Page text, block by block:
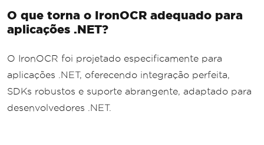
O que torna o IronOCR adequado para
aplicações .NET?
O IronOCR foi projetado especificamente para
aplicações .NET, oferecendo integração perfeita,
SDKs robustos e suporte abrangente, adaptado para
desenvolvedores .NET.